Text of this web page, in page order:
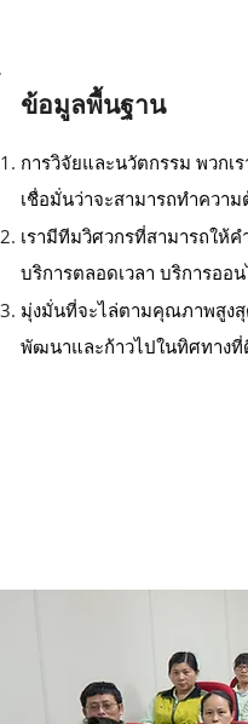
ข้อมูลพื้นฐาน
การวิจัยและนวัตกรรม พวก
เชื่อมั่นว่าจะสามารถทำควา
เรามีทีมวิศวกรที่สามารถให้
บริการตลอดเวลา บริการอ
มุ่งมั่นที่จะไล่ตามคุณภาพสูงสุ
พัฒนาและก้าวไปในทิศทาง